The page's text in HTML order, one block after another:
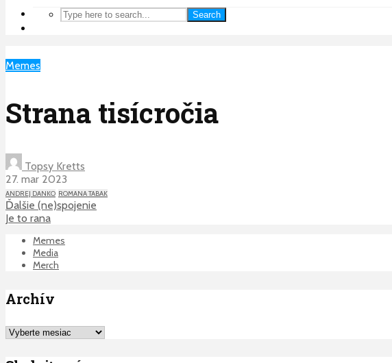
Search
Memes
Strana tisícročia
Topsy Kretts
27. mar 2023
ANDREJ DANKO ROMANA TABAK
Ďalšie (ne)spojenie
Je to rana
Memes
Media
Merch
Archív
Archív